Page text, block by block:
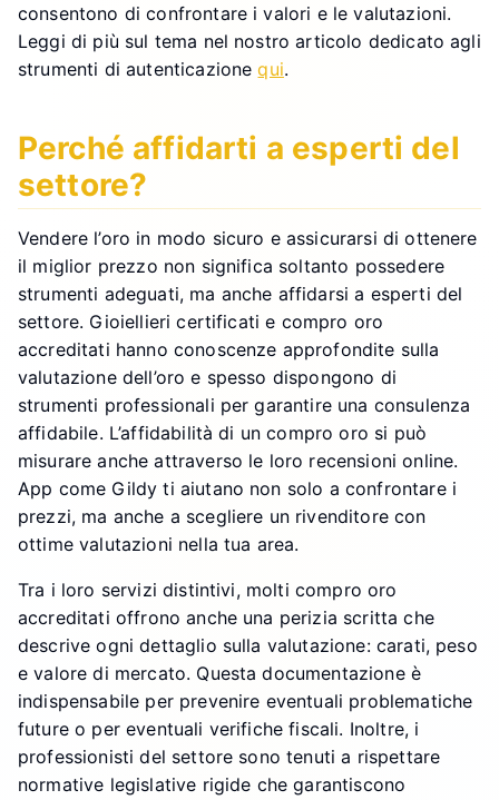
consentono di confrontare i valori e le valutazioni.
Leggi di più sul tema nel nostro articolo dedicato agli
strumenti di autenticazionequi.
Perché affidarti a esperti del
settore?
Vendere l’oro in modo sicuro e assicurarsi di ottenere
il miglior prezzo non significa soltanto possedere
strumenti adeguati, ma anche affidarsi a esperti del
settore. Gioiellieri certificati e compro oro
accreditati hanno conoscenze approfondite sulla
valutazione dell’oro e spesso dispongono di
strumenti professionali per garantire una consulenza
affidabile. L’affidabilità di un compro oro si può
misurare anche attraverso le loro recensioni online.
App come Gildy ti aiutano non solo a confrontare i
prezzi, ma anche a scegliere un rivenditore con
ottime valutazioni nella tua area.
Tra i loro servizi distintivi, molti compro oro
accreditati offrono anche una perizia scritta che
descrive ogni dettaglio sulla valutazione: carati, peso
e valore di mercato. Questa documentazione è
indispensabile per prevenire eventuali problematiche
future o per eventuali verifiche fiscali. Inoltre, i
professionisti del settore sono tenuti a rispettare
normative legislative rigide che garantiscono